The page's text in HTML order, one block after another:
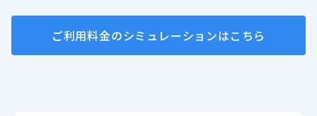
ご利用料金のシミュレーションはこちら